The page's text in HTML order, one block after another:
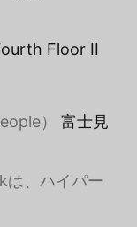
Floor II
）
富士見
は、ハイパー